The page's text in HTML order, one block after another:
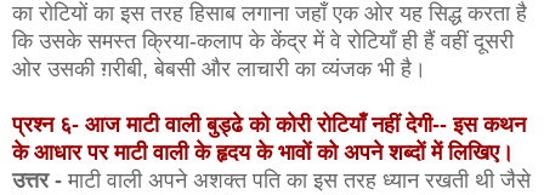
का रोटियों का इस तरह हिसाब लगाना जहाँ एक ओर यह सिद्ध करता है
कि उसके समस्त क्रिया-कलाप के केंद्र में वे रोटियाँ ही हैं वहीं दूसरी
ओर उसकी ग़रीबी, बेबसी और लाचारी का व्यंजक भी है।
प्रश्न ६- आज माटी वाली बुड्ढे को कोरी रोटियाँ नहीं देगी-- इस कथन
के आधार पर माटी वाली के हृदय के भावों को अपने शब्दों में लिखिए।
उत्तर - माटी वाली अपने अशक्त पति का इस तरह ध्यान रखती थी जैसे